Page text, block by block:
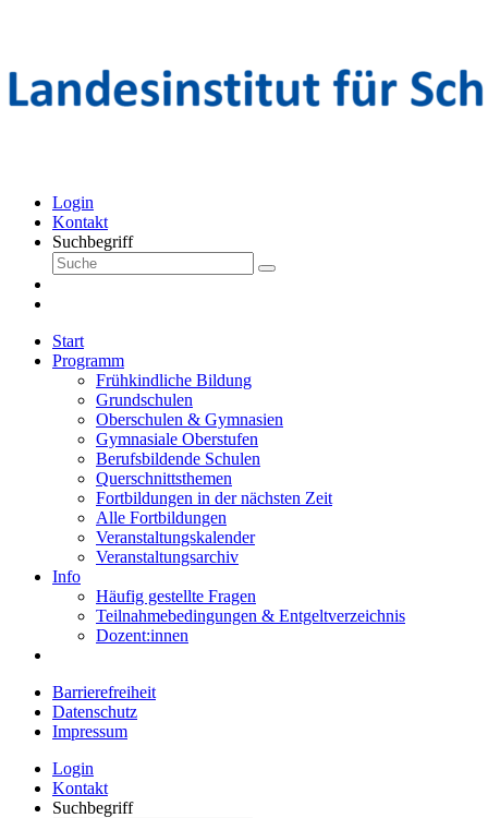
Login
Kontakt
Suchbegriff
Start
Programm
Frühkindliche Bildung
Grundschulen
Oberschulen & Gymnasien
Gymnasiale Oberstufen
Berufsbildende Schulen
Querschnittsthemen
Fortbildungen in der nächsten Zeit
Alle Fortbildungen
Veranstaltungskalender
Veranstaltungsarchiv
Info
Häufig gestellte Fragen
Teilnahmebedingungen & Entgeltverzeichnis
Dozent:innen
Barrierefreiheit
Datenschutz
Impressum
Login
Kontakt
Suchbegriff